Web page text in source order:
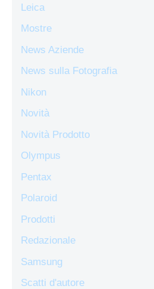
Leica
Mostre
News Aziende
News sulla Fotografia
Nikon
Novità
Novità Prodotto
Olympus
Pentax
Polaroid
Prodotti
Redazionale
Samsung
Scatti d'autore